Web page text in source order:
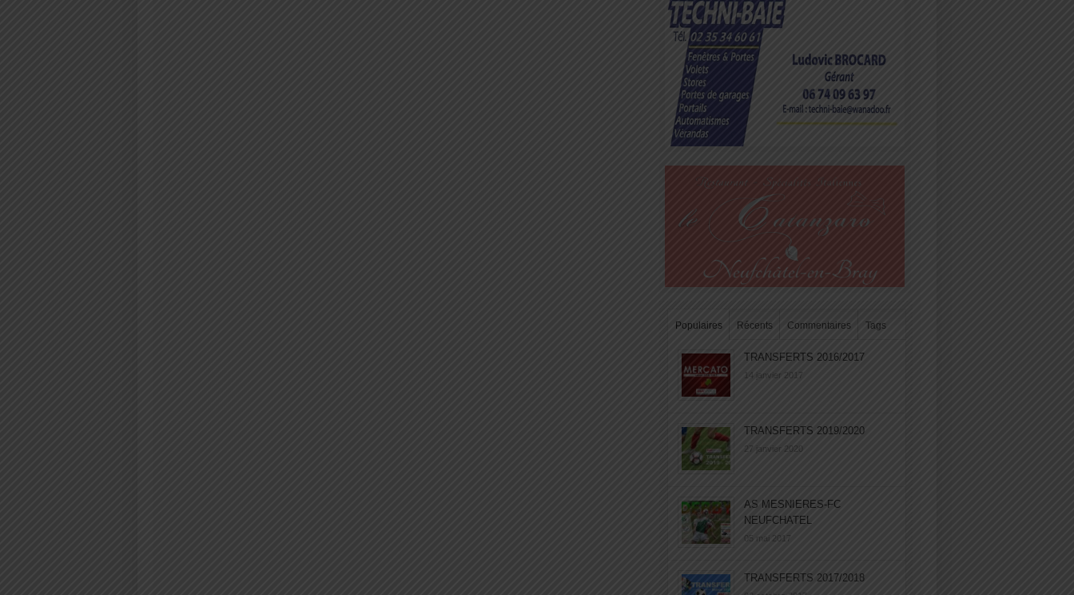
Populaires Récents Commentaires Tags
TRANSFERTS 2016/2017
14 janvier 2017
TRANSFERTS 2019/2020
27 janvier 2020
AS MESNIERES-FC
NEUFCHATEL
05 mai 2017
TRANSFERTS 2017/2018